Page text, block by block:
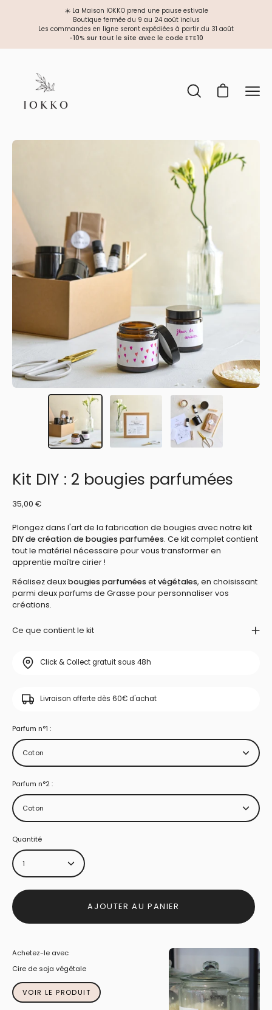
☀️ La Maison IOKKO prend une pause estivale
Boutique fermée du 9 au 24 août inclus
Les commandes en ligne seront expédiées à partir du 31 août
-10% sur tout le site avec le code ETE10
Ouvrir
de
recherche
Ouvrir le
Kit DIY : 2 bougies parfumées
35,00 €
Plongez dans l'art de la fabrication de bougies avec notre kit
DIY de création de bougies parfumées. Ce kit complet contient
tout le matériel nécessaire pour vous transformer en
apprentie maître cirier !
Réalisez deuxbougies parfumées etvégétales, en choisissant
parmi deux parfums de Grasse pour personnaliser vos
créations.
Ce que contient le kit
Click & Collect gratuit sous 48h
Livraison offerte dès 60€ d'achat
Parfum n°1 :
Coton
Parfum n°2 :
Coton
Quantité
1
AJOUTER AU PANIER
Achetez-le avec
Cire de soja végétale
VOIR LE PRODUIT